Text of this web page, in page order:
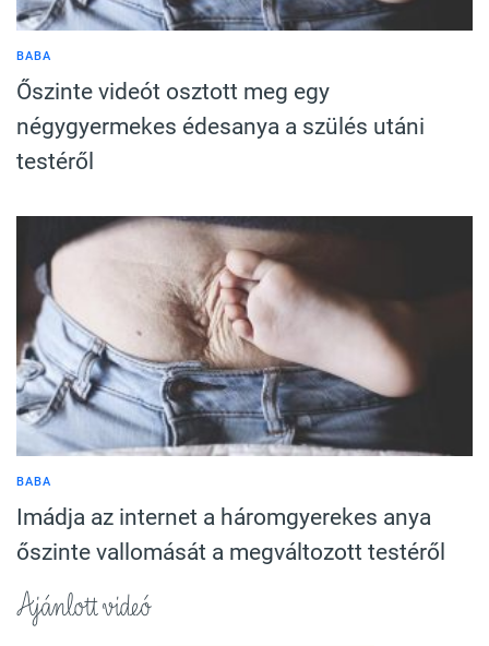
BABA
Őszinte videót osztott meg egy
négygyermekes édesanya a szülés utáni
testéről
BABA
Imádja az internet a háromgyerekes anya
őszinte vallomását a megváltozott testéről
Ajánlott videó